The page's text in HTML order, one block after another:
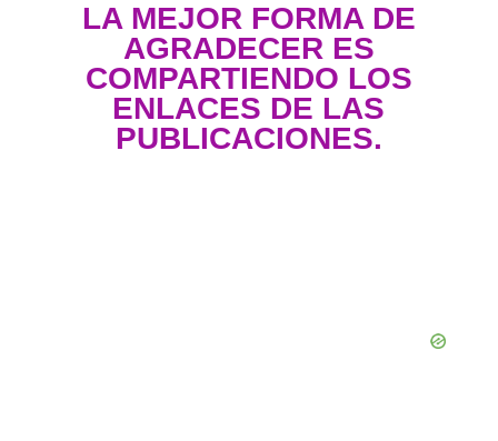
LA MEJOR FORMA DE
AGRADECER ES
COMPARTIENDO LOS
ENLACES DE LAS
PUBLICACIONES.